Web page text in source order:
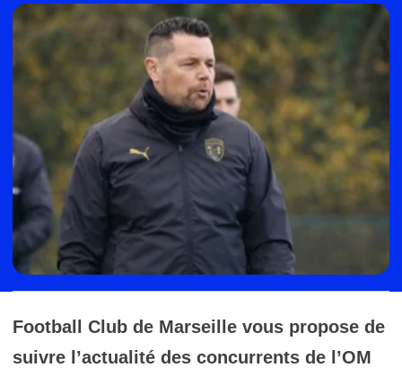
Football Club de Marseille vous propose de
suivre l’actualité des concurrents de l’OM